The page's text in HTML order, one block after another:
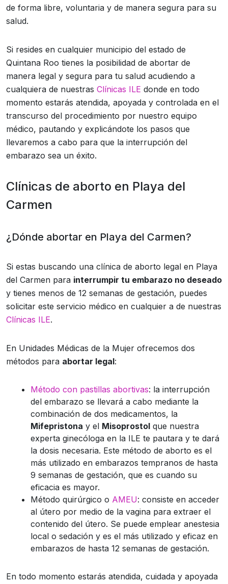
de forma libre, voluntaria y de manera segura para su
salud.
Si resides en cualquier municipio del estado de
Quintana Roo tienes la posibilidad de abortar de
manera legal y segura para tu salud acudiendo a
cualquiera de nuestras Clínicas ILE donde en todo
momento estarás atendida, apoyada y controlada en el
transcurso del procedimiento por nuestro equipo
médico, pautando y explicándote los pasos que
llevaremos a cabo para que la interrupción del
embarazo sea un éxito.
Clínicas de aborto en Playa del
Carmen
¿Dónde abortar en Playa del Carmen?
Si estas buscando una clínica de aborto legal en Playa
del Carmen para interrumpir tu embarazo no deseado
y tienes menos de 12 semanas de gestación, puedes
solicitar este servicio médico en cualquier a de nuestras
Clínicas ILE.
En Unidades Médicas de la Mujer ofrecemos dos
métodos para abortar legal:
Método con pastillas abortivas: la interrupción
del embarazo se llevará a cabo mediante la
combinación de dos medicamentos, la
Mifepristona y el Misoprostol que nuestra
experta ginecóloga en la ILE te pautara y te dará
la dosis necesaria. Este método de aborto es el
más utilizado en embarazos tempranos de hasta
9 semanas de gestación, que es cuando su
eficacia es mayor.
Método quirúrgico o AMEU: consiste en acceder
al útero por medio de la vagina para extraer el
contenido del útero. Se puede emplear anestesia
local o sedación y es el más utilizado y eficaz en
embarazos de hasta 12 semanas de gestación.
En todo momento estarás atendida, cuidada y apoyada